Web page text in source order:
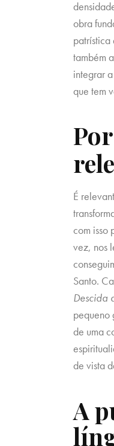
obra
patrística
também
integrar
que tem
É
com isso
vez, nos
Santo.
Descida
pequeno
de uma
de vista
A